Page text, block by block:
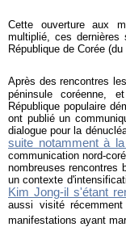
Cette ouverture aux
multiplié, ces
République de Corée (du
Après des rencontres
péninsule coréenne, et
République populaire
ont publié un
dialogue pour la
suite notamment à
communication nord-
nombreuses rencontres
un contexte
Kim Jong-il s'étant
aussi visité
manifestations ayant